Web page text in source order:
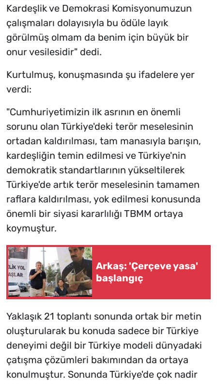
Kardeşlik ve Demokrasi Komisyonumuzun
çalışmaları dolayısıyla bu ödüle layık
görülmüş olmam da benim için büyük bir
onur vesilesidir" dedi.
Kurtulmuş, konuşmasında şu ifadelere yer
verdi:
"Cumhuriyetimizin ilk asrının en önemli
sorunu olan Türkiye'deki terör meselesinin
ortadan kaldırılması, tam manasıyla barışın,
kardeşliğin temin edilmesi ve Türkiye'nin
demokratik standartlarının yükseltilerek
Türkiye'de artık terör meselesinin tamamen
raflara kaldırılması, yok edilmesi konusunda
önemli bir siyasi kararlılığı TBMM ortaya
koymuştur.
Arkaş: 'Çerçeve yasa'
başlangıç
Yaklaşık 21 toplantı sonunda ortak bir metin
oluşturularak bu konuda sadece bir Türkiye
deneyimi değil bir Türkiye modeli dünyadaki
çatışma çözümleri bakımından da ortaya
konulmuştur. Sonunda Türkiye'de çok nadir